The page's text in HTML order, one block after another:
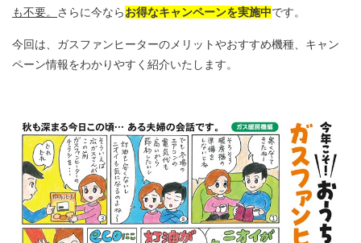
も不要。
さらに今ならお得なキャンペーンを実施中です。
今回は、ガスファンヒーターのメリットやおすすめ機種、キャン
ペーン情報をわかりやすく紹介いたします。